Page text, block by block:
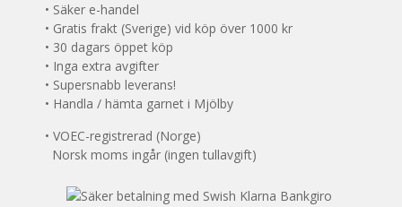
• Säker e-handel
• Gratis frakt (Sverige) vid köp över 1000 kr
• 30 dagars öppet köp
• Inga extra avgifter
• Supersnabb leverans!
• Handla / hämta garnet i Mjölby
• VOEC-registrerad (Norge)
Norsk moms ingår (ingen tullavgift)